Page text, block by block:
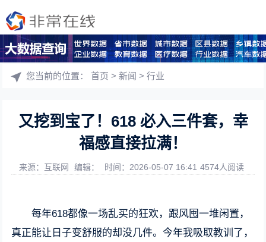
您当前的位置：首页 >新闻 >行业
又挖到宝了！618 必入三件套，幸
福感直接拉满！
来源：互联网 编辑： 时间：2026-05-07 16:41 4574人阅读
每年618都像一场乱买的狂欢，跟风囤一堆闲置，
真正能让日子变舒服的却没几件。今年我吸取教训了，